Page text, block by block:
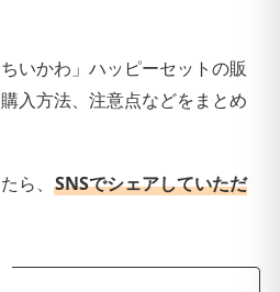
いかわ」ハッピーセットの販
入方法、注意点などをまとめ
ら、 SNSでシェアしていただ